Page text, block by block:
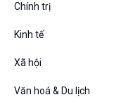
VOV1 đặc biệt
Chính trị
Kinh tế
Xã hội
Văn hoá & Du lịch